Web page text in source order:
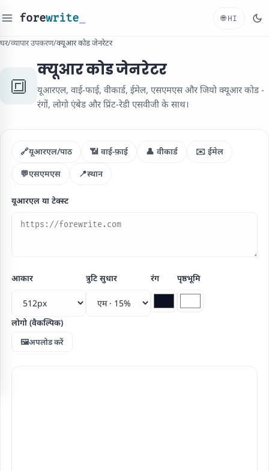
forewrite 🌐 HI
घर/व्यापार उपकरण/क्यूआर कोड जेनरेटर
🔳
क्यूआर कोड जेनरेटर
यूआरएल, वाई-फाई, वीकार्ड, ईमेल, एसएमएस और जियो क्यूआर कोड -
रंगों, लोगो एंबेड और प्रिंट-रेडी एसवीजी के साथ।
🔗यूआरएल/पाठ 📶 वाई-फ़ाई 👤 वीकार्ड ✉️ ईमेल
💬एसएमएस 📍स्थान
यूआरएल या टेक्स्ट
आकार त्रुटि सुधार रंग पृष्ठभूमि
लोगो (वैकल्पिक)
🖼️अपलोड करें